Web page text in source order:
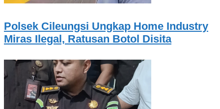
Polsek Cileungsi Ungkap Home Industry
Miras Ilegal, Ratusan Botol Disita